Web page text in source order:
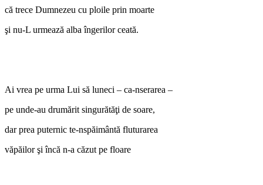
că trece Dumnezeu cu ploile prin moarte
şi nu-L urmează alba îngerilor ceată.
Ai vrea pe urma Lui să luneci – ca-nserarea –
pe unde-au drumărit singurătăţi de soare,
dar prea puternic te-nspăimântă fluturarea
văpăilor şi încă n-a căzut pe floare